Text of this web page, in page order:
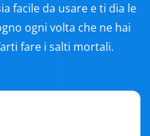
facile da usare e ti dia le
ogni volta che ne hai
fare i salti mortali.